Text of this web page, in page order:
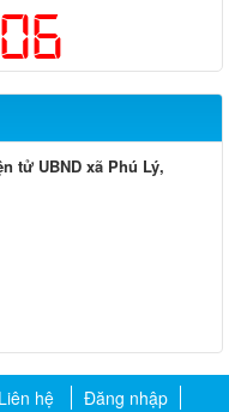
tử UBND xã Phú Lý,
Liên hệ Đăng nhập